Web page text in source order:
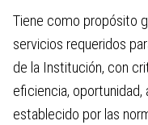
Tiene como propósito
servicios requeridos
de la Institución, con
eficiencia,
establecido por las